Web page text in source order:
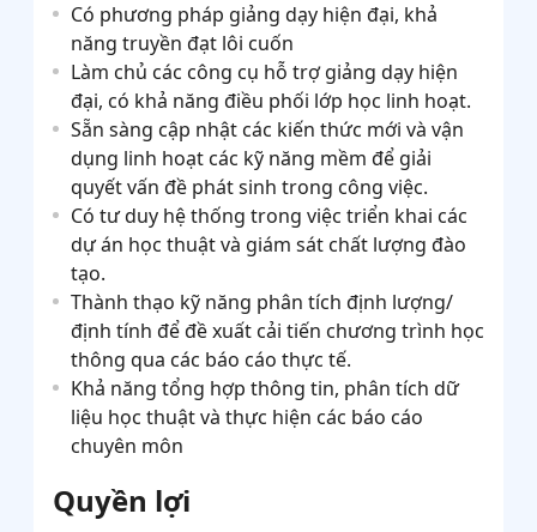
Có phương pháp giảng dạy hiện đại, khả
năng truyền đạt lôi cuốn
Làm chủ các công cụ hỗ trợ giảng dạy hiện
đại, có khả năng điều phối lớp học linh hoạt.
Sẵn sàng cập nhật các kiến thức mới và vận
dụng linh hoạt các kỹ năng mềm để giải
quyết vấn đề phát sinh trong công việc.
Có tư duy hệ thống trong việc triển khai các
dự án học thuật và giám sát chất lượng đào
tạo.
Thành thạo kỹ năng phân tích định lượng/
định tính để đề xuất cải tiến chương trình học
thông qua các báo cáo thực tế.
Khả năng tổng hợp thông tin, phân tích dữ
liệu học thuật và thực hiện các báo cáo
chuyên môn
Quyền lợi